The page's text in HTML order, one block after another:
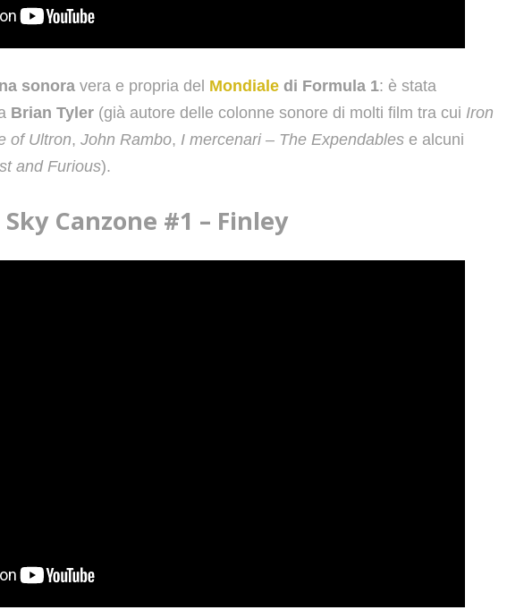
sonora vera e propria del Mondiale di Formula 1: è stata
Brian Tyler (già autore delle colonne sonore di molti film tra cui Iron
of Ultron, John Rambo, I mercenari – The Expendables e alcuni
and Furious).
Canzone #1 – Finley